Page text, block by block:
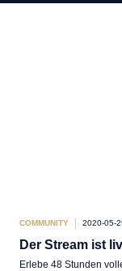
COMMUNITY 2020-05-
Der Stream ist
Erlebe 48 Stunden